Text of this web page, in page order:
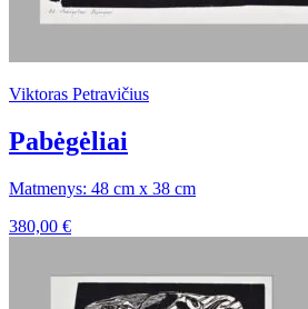
Viktoras Petravičius
Pabėgėliai
Matmenys: 48 cm x 38 cm
380,00 €